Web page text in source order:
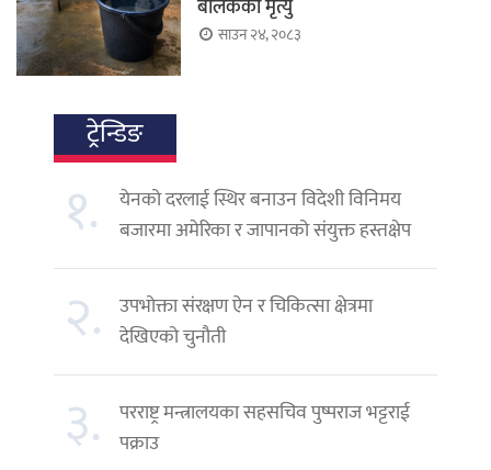
बालकको मृत्यु
साउन २४, २०८३
ट्रेन्डिङ
१.
येनको दरलाई स्थिर बनाउन विदेशी विनिमय
बजारमा अमेरिका र जापानको संयुक्त हस्तक्षेप
२. उपभोक्ता संरक्षण ऐन र चिकित्सा क्षेत्रमा
देखिएको चुनौती
३.
परराष्ट्र मन्त्रालयका सहसचिव पुष्पराज भट्टराई
पक्राउ